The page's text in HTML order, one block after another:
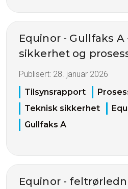
Equinor - Gullfaks
sikkerhet og
Publisert: 28. januar 2026
Tilsynsrapport
Teknisk sikkerhet
Gullfaks A
Equinor -